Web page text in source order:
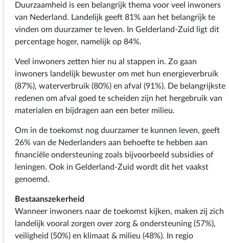
Duurzaamheid is een belangrijk thema voor veel inwoners
van Nederland. Landelijk geeft 81% aan het belangrijk te
vinden om duurzamer te leven. In Gelderland-Zuid ligt dit
percentage hoger, namelijk op 84%.
Veel inwoners zetten hier nu al stappen in. Zo gaan
inwoners landelijk bewuster om met hun energieverbruik
(87%), waterverbruik (80%) en afval (91%). De belangrijkste
redenen om afval goed te scheiden zijn het hergebruik van
materialen en bijdragen aan een beter milieu.
Om in de toekomst nog duurzamer te kunnen leven, geeft
26% van de Nederlanders aan behoefte te hebben aan
financiële ondersteuning zoals bijvoorbeeld subsidies of
leningen. Ook in Gelderland-Zuid wordt dit het vaakst
genoemd.
Bestaanszekerheid
Wanneer inwoners naar de toekomst kijken, maken zij zich
landelijk vooral zorgen over zorg & ondersteuning (57%),
veiligheid (50%) en klimaat & milieu (48%). In regio